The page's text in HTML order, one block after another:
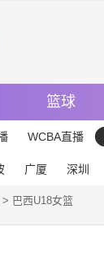
篮球
WCBA直播
广厦 深圳
巴西U18女篮